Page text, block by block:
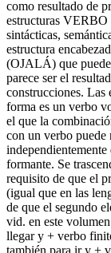
como resultado de
estructuras VERBO
sintácticas,
estructura
(OJALÁ) que
parece ser el
construcciones. Las
forma es un verbo
el que la
con un verbo
formante. Se
requisito de que el
(igual que en las
de que el segundo
vid. en este
llegar y + verbo